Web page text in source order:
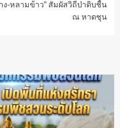
าง-หลามข้าว” สัมผัสวิถีป่าดิบชื้น
ณ หาดชุน